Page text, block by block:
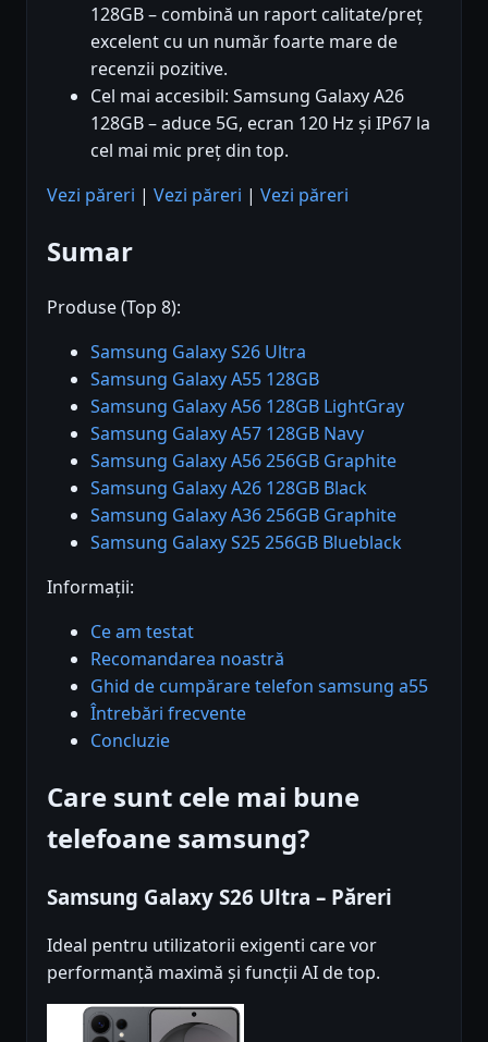
128GB – combină un raport calitate/preț
excelent cu un număr foarte mare de
recenzii pozitive.
Cel mai accesibil: Samsung Galaxy A26
128GB – aduce 5G, ecran 120 Hz și IP67 la
cel mai mic preț din top.
Vezi păreri | Vezi păreri | Vezi păreri
Sumar
Produse (Top 8):
Samsung Galaxy S26 Ultra
Samsung Galaxy A55 128GB
Samsung Galaxy A56 128GB LightGray
Samsung Galaxy A57 128GB Navy
Samsung Galaxy A56 256GB Graphite
Samsung Galaxy A26 128GB Black
Samsung Galaxy A36 256GB Graphite
Samsung Galaxy S25 256GB Blueblack
Informații:
Ce am testat
Recomandarea noastră
Ghid de cumpărare telefon samsung a55
Întrebări frecvente
Concluzie
Care sunt cele mai bune
telefoane samsung?
Samsung Galaxy S26 Ultra – Păreri
Ideal pentru utilizatorii exigenti care vor
performanță maximă și funcții AI de top.